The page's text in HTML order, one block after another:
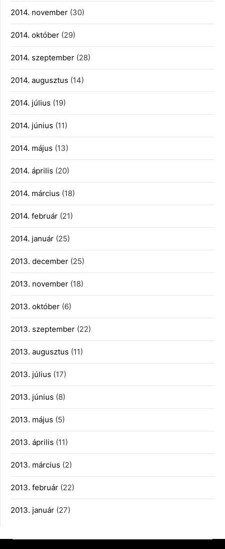
2014. november (30)
2014. október (29)
2014. szeptember (28)
2014. augusztus (14)
2014. július (19)
2014. június (11)
2014. május (13)
2014. április (20)
2014. március (18)
2014. február (21)
2014. január (25)
2013. december (25)
2013. november (18)
2013. október (6)
2013. szeptember (22)
2013. augusztus (11)
2013. július (17)
2013. június (8)
2013. május (5)
2013. április (11)
2013. március (2)
2013. február (22)
2013. január (27)